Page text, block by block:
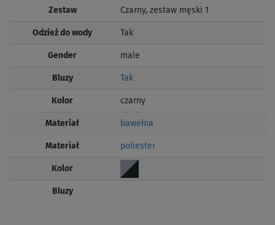
Zestaw Czarny, zestaw męski 1
Odzież do wody Tak
Gender male
Bluzy Tak
Kolor czarny
Materiał bawełna
Materiał poliester
Kolor
Bluzy